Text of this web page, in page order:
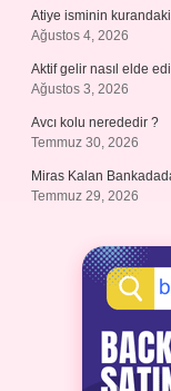
Atiye isminin
Ağustos 4, 2026
Aktif gelir nasıl elde
Ağustos 3, 2026
Avcı kolu nerededir ?
Temmuz 30, 2026
Miras Kalan
Temmuz 29, 2026